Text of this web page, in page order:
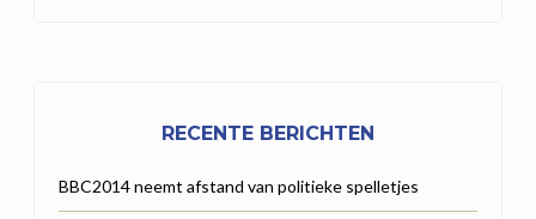
RECENTE BERICHTEN
BBC2014 neemt afstand van politieke spelletjes